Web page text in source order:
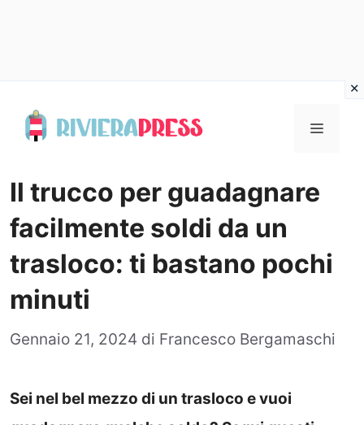
Menu
Il trucco per guadagnare
facilmente soldi da un
trasloco: ti bastano pochi
minuti
Gennaio 21, 2024 di Francesco Bergamaschi
Sei nel bel mezzo di un trasloco e vuoi